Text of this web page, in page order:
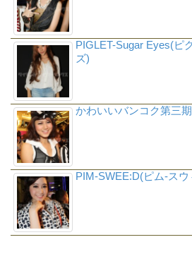
PIGLET-Sugar Eyes(ピ
ズ)
かわいいバンコク第三
PIM-SWEE:D(ピム-スウ